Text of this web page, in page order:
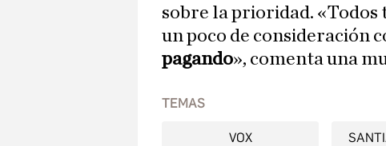
sobre la prioridad. «Todos
un poco de consideración
pagando», comenta una
TEMAS
VOX